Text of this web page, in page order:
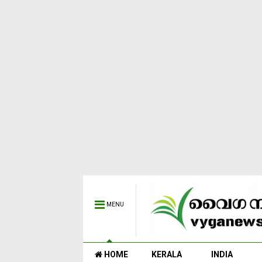
MENU
HOME KERALA INDIA